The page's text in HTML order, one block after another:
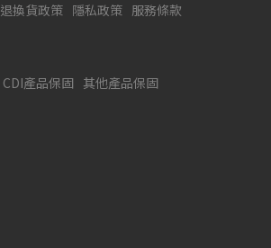
退換貨政策 隱私政策 服務條款
CDI產品保固 其他產品保固